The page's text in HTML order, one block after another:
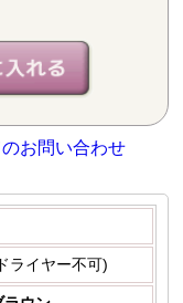
お問い合わせ
ライヤー不可)